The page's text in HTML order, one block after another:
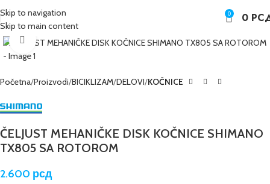
Skip to navigation
Skip to main content
0 0
Kliknite da poveća sliku
Početna Proizvodi BICIKLIZAM DELOVI KOČNICE
ČELJUST MEHANIČKE DISK KOČNICE SHIMANO
TX805 SA ROTOROM
2.600 рсд